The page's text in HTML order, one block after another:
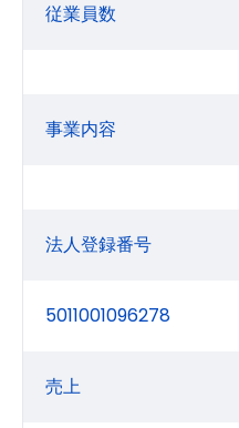
従業員数
事業内容
法人登録番号
5011001096278
売上